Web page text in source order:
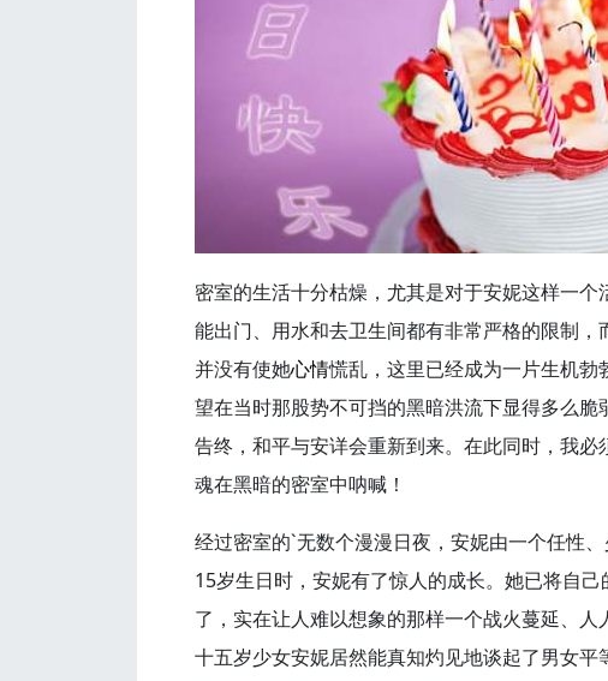
密室的生活十分枯燥，尤其是对于安妮这样一
能出门、用水和去卫生间都有非常严格的限制
并没有使她心情慌乱，这里已经成为一片生机
望在当时那股势不可挡的黑暗洪流下显得多么
告终，和平与安详会重新到来。在此同时，我
魂在黑暗的密室中呐喊！
经过密室的`无数个漫漫日夜，安妮由一个任性
15岁生日时，安妮有了惊人的成长。她已将自
了，实在让人难以想象的那样一个战火蔓延、
十五岁少女安妮居然能真知灼见地谈起了男女